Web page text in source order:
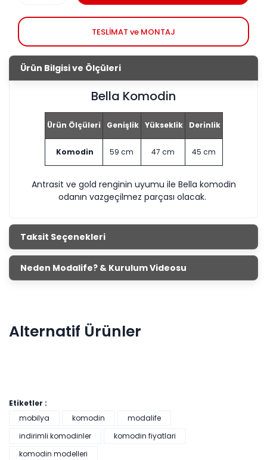
TESLİMAT ve MONTAJ
Ürün Bilgisi ve Ölçüleri
Bella Komodin
Ürün Ölçüleri Genişlik Yükseklik Derinlik
Komodin 59 cm 47 cm 45 cm
Antrasit ve gold renginin uyumu ile Bella komodin
odanın vazgeçilmez parçası olacak.
Taksit Seçenekleri
Neden Modalife? & Kurulum Videosu
Alternatif Ürünler
Vivaldi Komodin
Etiketler :
mobilya
komodin
modalife
indirimli komodinler
komodin fiyatlari
komodin modelleri